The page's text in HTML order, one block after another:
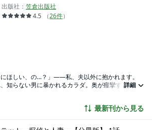
出版社： 笠倉出版社
4.5
（26件）
にほしい、の…？」――私、夫以外に抱かれます。
知らない男に暴かれるカラダ。奥が痙攣するほど
探偵の峰岸怜に美花がした依頼内容は一晩限りの
じて過ごしていた、あの日には戻れない…。 誰に
詳細
最新刊から見る